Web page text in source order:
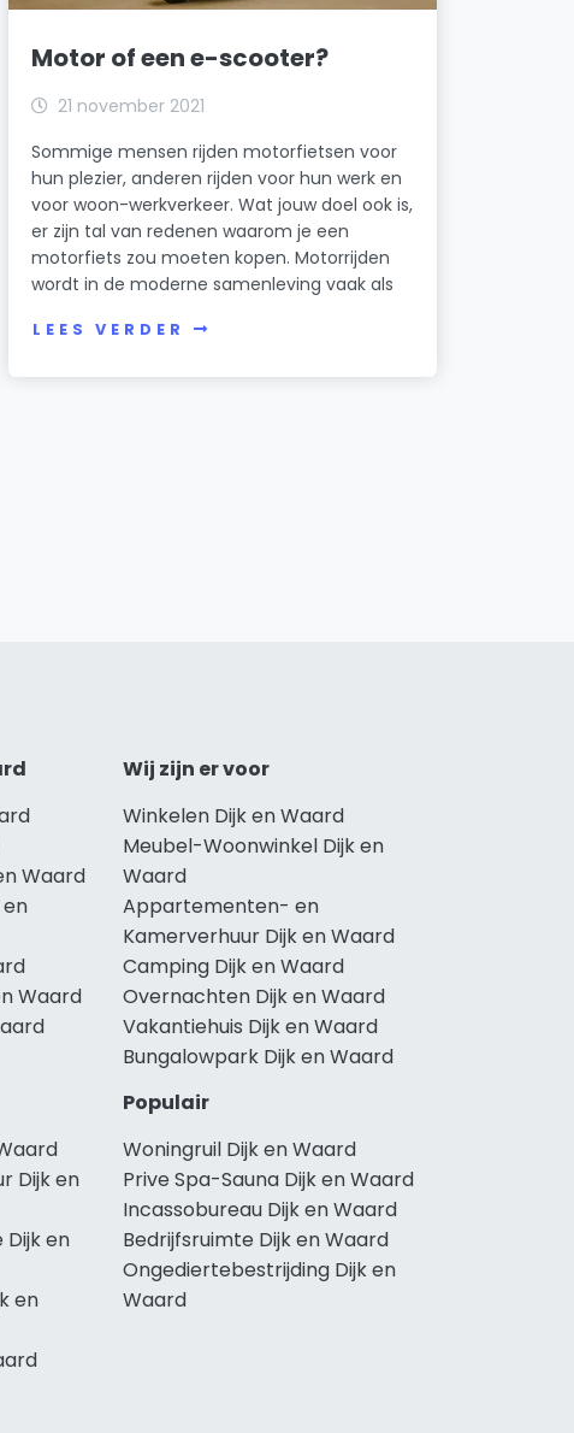
Motor of een e-scooter?
21 november 2021
Sommige mensen rijden motorfietsen voor
hun plezier, anderen rijden voor hun werk en
voor woon-werkverkeer. Wat jouw doel ook is,
er zijn tal van redenen waarom je een
motorfiets zou moeten kopen. Motorrijden
wordt in de moderne samenleving vaak als
LEES VERDER
Waard
Waard
Wij zijn er voor
Winkelen Dijk en Waard
Meubel-Woonwinkel Dijk en
Waard
Appartementen- en
Kamerverhuur Dijk en Waard
Camping Dijk en Waard
Overnachten Dijk en Waard
Vakantiehuis Dijk en Waard
Bungalowpark Dijk en Waard
Dijk en
en
en
Populair
Woningruil Dijk en Waard
Prive Spa-Sauna Dijk en Waard
Incassobureau Dijk en Waard
Bedrijfsruimte Dijk en Waard
Ongediertebestrijding Dijk en
Waard